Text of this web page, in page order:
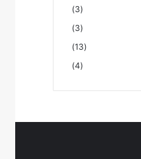
(3)
(3)
(13)
(4)